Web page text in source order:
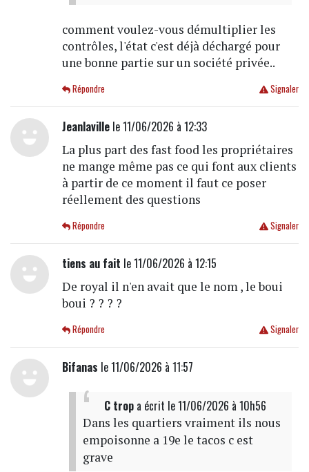
comment voulez-vous démultiplier les
contrôles, l'état c'est déjà déchargé pour
une bonne partie sur un société privée..
Signaler
Répondre
Jeanlavillele 11/06/2026 à 12:33
La plus part des fast food les propriétaires
ne mange même pas ce qui font aux clients
à partir de ce moment il faut ce poser
réellement des questions
Signaler
Répondre
tiens au fait le 11/06/2026 à 12:15
De royal il n'en avait que le nom , le boui
boui ? ? ? ?
Signaler
Répondre
Bifanas le 11/06/2026 à 11:57
C tropa écrit le 11/06/2026 à 10h56
Dans les quartiers vraiment ils nous
empoisonne a 19e le tacos c est
grave